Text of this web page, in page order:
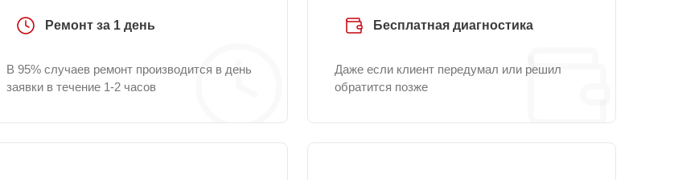
Ремонт за 1 день
В 95% случаев ремонт производится в день
заявки в течение 1-2 часов
Бесплатная диагностика
Даже если клиент передумал или решил
обратится позже